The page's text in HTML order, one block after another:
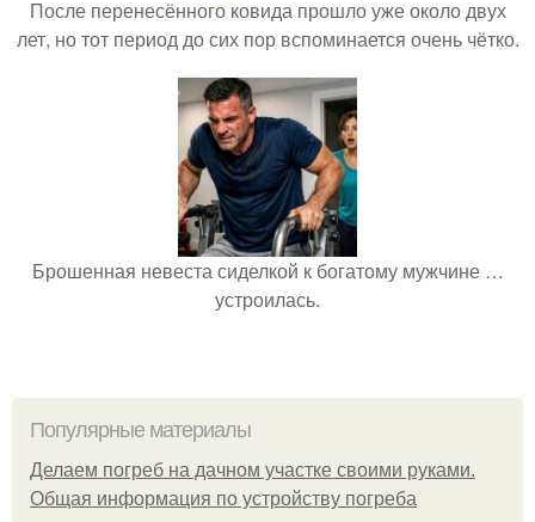
После перенесённого ковида прошло уже около двух
лет, но тот период до сих пор вспоминается очень чётко.
Брошенная невеста сиделкой к богатому мужчине …
устроилась.
Популярные материалы
Делаем погреб на дачном участке своими руками.
Общая информация по устройству погреба